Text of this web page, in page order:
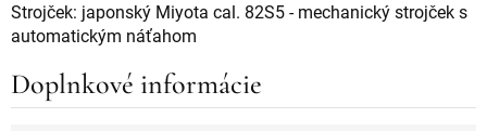
Strojček: japonský Miyota cal. 82S5 - mechanický strojček s
automatickým náťahom
Doplnkové informácie